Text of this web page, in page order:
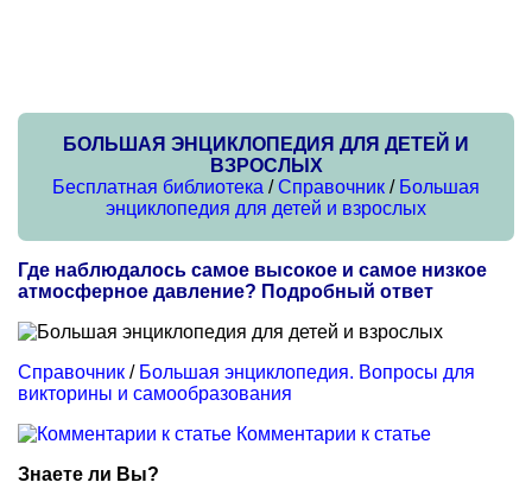
БОЛЬШАЯ ЭНЦИКЛОПЕДИЯ ДЛЯ ДЕТЕЙ И
ВЗРОСЛЫХ
Бесплатная библиотека /Справочник / Большая
энциклопедия для детей и взрослых
Где наблюдалось самое высокое и самое низкое
атмосферное давление? Подробный ответ
Справочник / Большая энциклопедия. Вопросы для
викторины и самообразования
Комментарии к статье
Знаете ли Вы?